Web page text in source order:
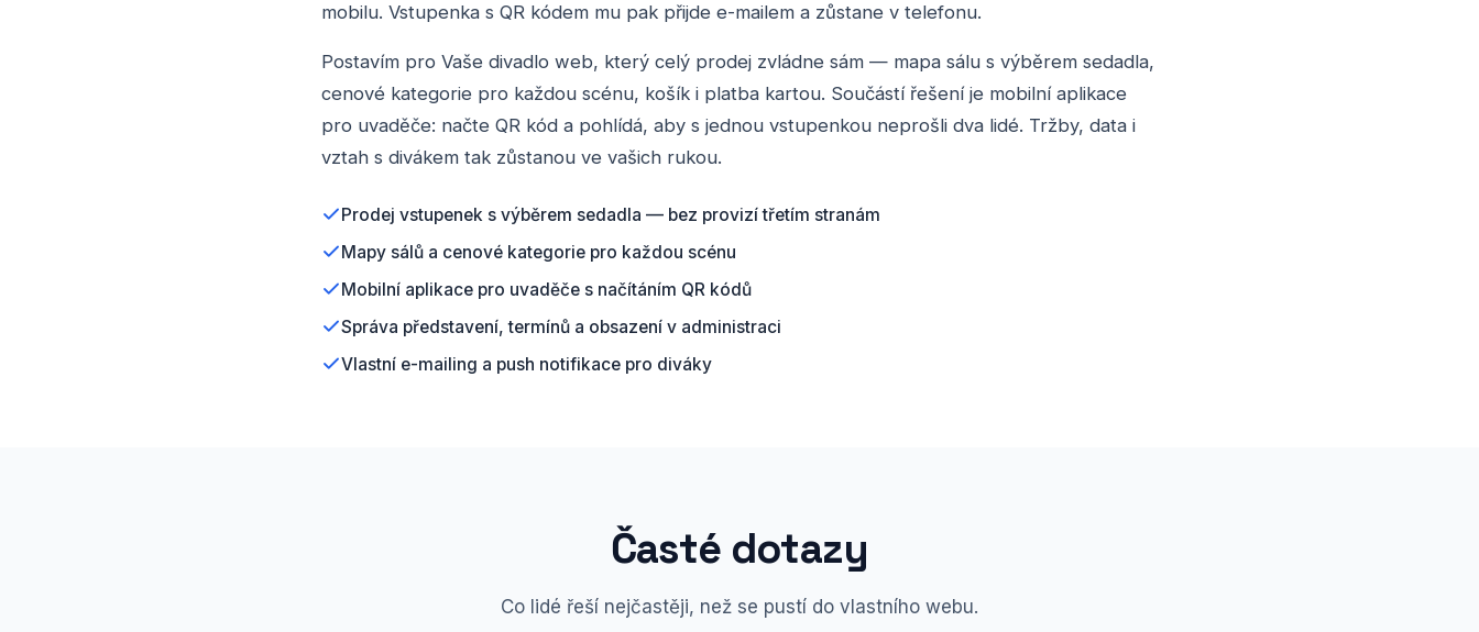
mobilu. Vstupenka s QR kódem mu pak přijde e-mailem a zůstane v telefonu.
Postavím pro Vaše divadlo web, který celý prodej zvládne sám — mapa sálu s výběrem sedadla,
cenové kategorie pro každou scénu, košík i platba kartou. Součástí řešení je mobilní aplikace
pro uvaděče: načte QR kód a pohlídá, aby s jednou vstupenkou neprošli dva lidé. Tržby, data i
vztah s divákem tak zůstanou ve vašich rukou.
Prodej vstupenek s výběrem sedadla — bez provizí třetím stranám
Mapy sálů a cenové kategorie pro každou scénu
Mobilní aplikace pro uvaděče s načítáním QR kódů
Správa představení, termínů a obsazení v administraci
Vlastní e-mailing a push notifikace pro diváky
Časté dotazy
Co lidé řeší nejčastěji, než se pustí do vlastního webu.